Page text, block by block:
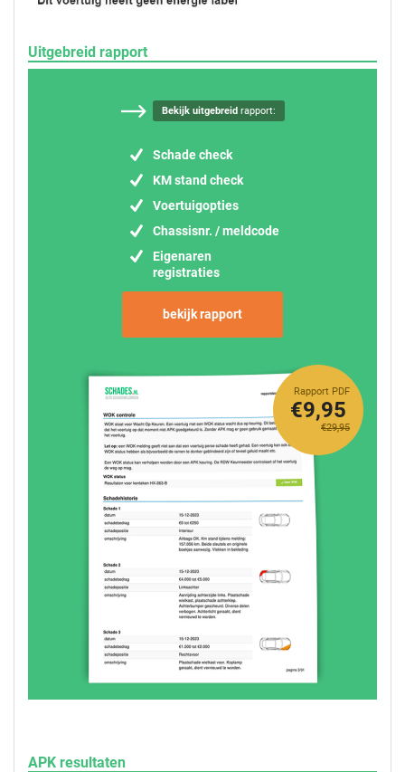
Uitgebreid rapport
Bekijk uitgebreidrapport:
Schade check
KM stand check
Voertuigopties
Chassisnr. / meldcode
Eigenaren
registraties
bekijk rapport
Rapport PDF
€29,95
€9,95
APK resultaten